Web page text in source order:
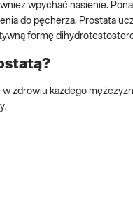
wpychać nasienie.
do pęcherza. Prostata
formę
zdrowiu każdego